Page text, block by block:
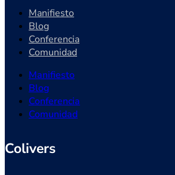
Manifiesto
Blog
Conferencia
Comunidad
Manifiesto
Blog
Conferencia
Comunidad
Colivers